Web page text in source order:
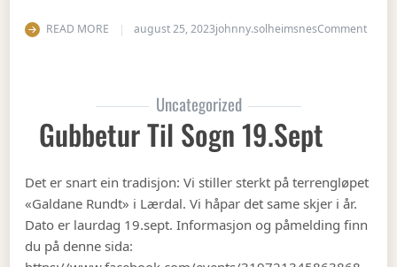
READ MORE august 25, 2023johnny.solheimsnesCommenton
Uncategorized
Gubbetur Til Sogn 19.sept
Det er snart ein tradisjon: Vi stiller sterkt på terrengløpet
«Galdane Rundt» i Lærdal. Vi håpar det same skjer i år.
Dato er laurdag 19.sept. Informasjon og påmelding finn
du på denne sida: